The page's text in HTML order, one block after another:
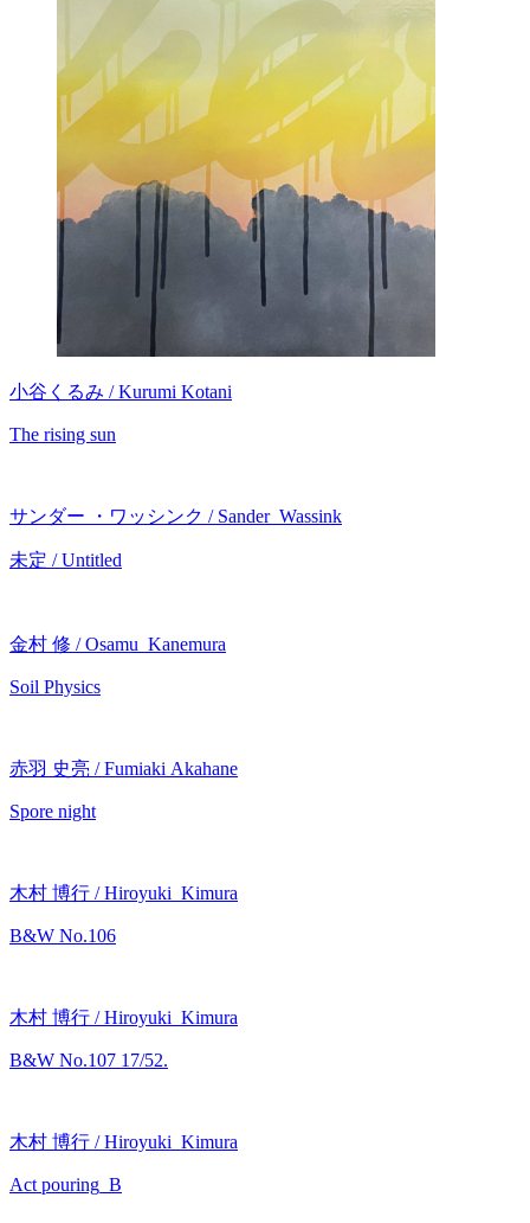
小谷くるみ / Kurumi Kotani
The rising sun
サンダー ・ワッシンク / Sander Wassink
未定 / Untitled
金村 修 / Osamu Kanemura
Soil Physics
赤羽 史亮 / Fumiaki Akahane
Spore night
木村 博行 / Hiroyuki Kimura
B&W No.106
木村 博行 / Hiroyuki Kimura
B&W No.107 17/52.
木村 博行 / Hiroyuki Kimura
Act pouring_B